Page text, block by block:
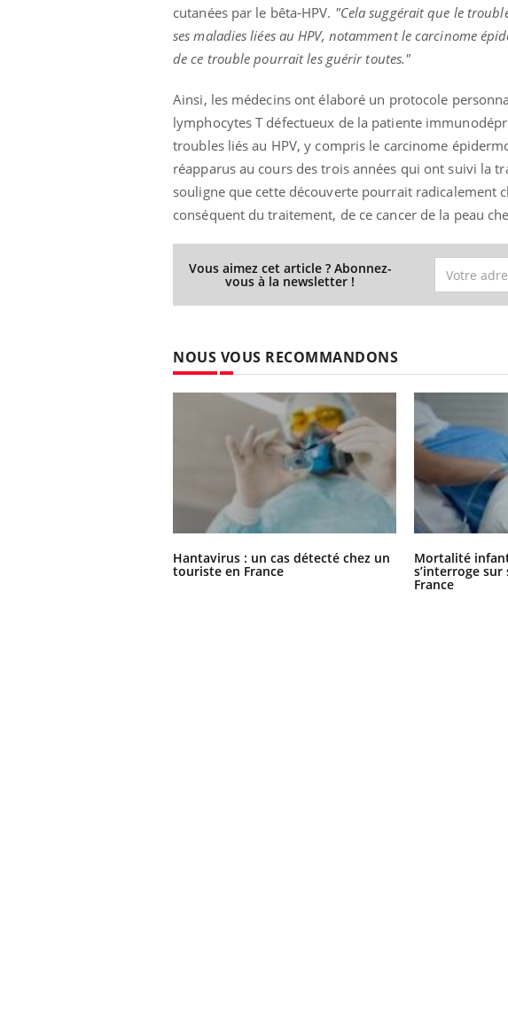
cutanées par le bêta-HPV. "Cela suggérait que le
ses maladies liées au HPV, notamment le carcinome
de ce trouble pourrait les guérir toutes."
Ainsi, les médecins ont élaboré un protocole
lymphocytes T défectueux de la patiente
troubles liés au HPV, y compris le carcinome
réapparus au cours des trois années qui ont suivi la
souligne que cette découverte pourrait radicalement
conséquent du traitement, de ce cancer de la peau
Vous aimez cet article ? Abonnez-
vous à la newsletter !
NOUS VOUS RECOMMANDONS
Hantavirus : un cas détecté chez un
touriste en France
Mortalité
s’interroge
France